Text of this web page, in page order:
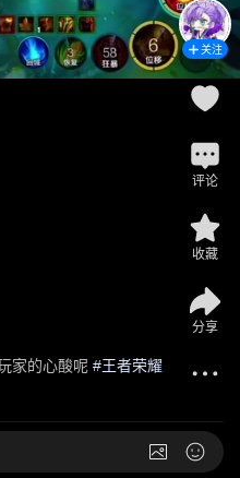
家的心酸呢 #王者荣耀
关注
评论
收藏
分享